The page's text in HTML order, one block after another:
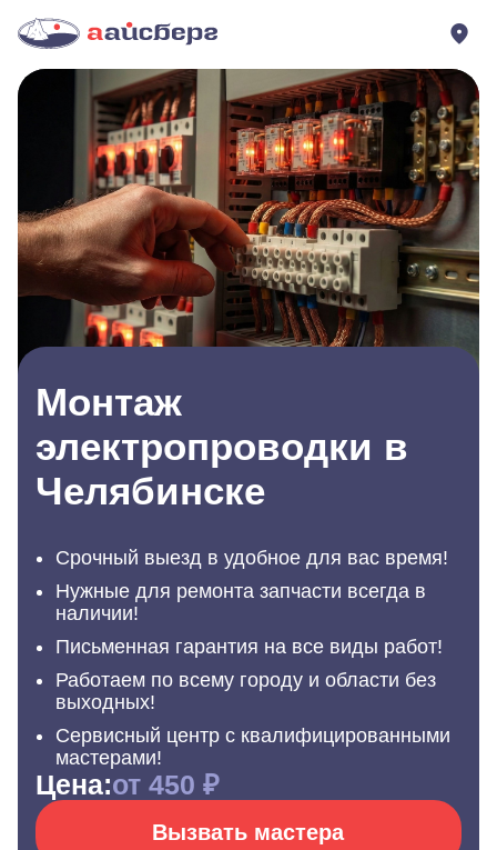
Монтаж
электропроводки в
Челябинске
Срочный выезд в удобное для вас время!
Нужные для ремонта запчасти всегда в
наличии!
Письменная гарантия на все виды работ!
Работаем по всему городу и области без
выходных!
Сервисный центр с квалифицированными
мастерами!
Цена:от 450 ₽
Вызвать мастера